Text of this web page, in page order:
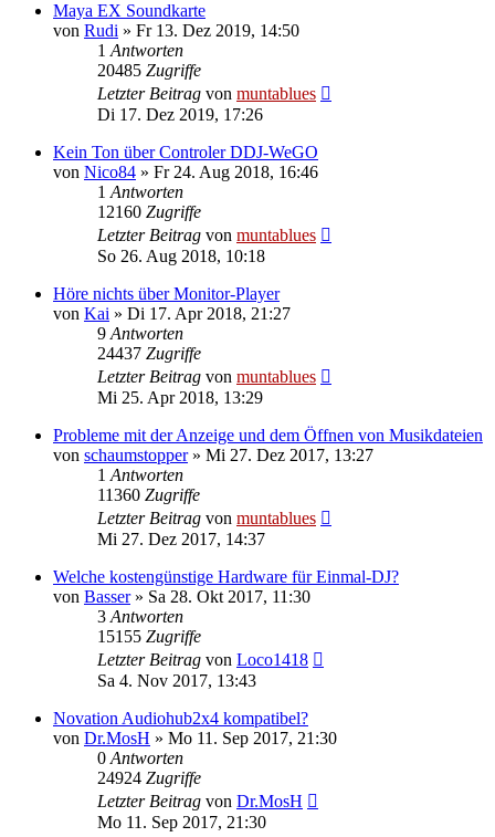
Maya EX Soundkarte
von Rudi » Fr 13. Dez 2019, 14:50
1 Antworten
20485 Zugriffe
Letzter Beitrag von muntablues
Di 17. Dez 2019, 17:26
Kein Ton über Controler DDJ-WeGO
von Nico84 » Fr 24. Aug 2018, 16:46
1 Antworten
12160 Zugriffe
Letzter Beitrag von muntablues
So 26. Aug 2018, 10:18
Höre nichts über Monitor-Player
von Kai » Di 17. Apr 2018, 21:27
9 Antworten
24437 Zugriffe
Letzter Beitrag von muntablues
Mi 25. Apr 2018, 13:29
Probleme mit der Anzeige und dem Öffnen von Musikdateien
von schaumstopper» Mi 27. Dez 2017, 13:27
1 Antworten
11360 Zugriffe
Letzter Beitrag von muntablues
Mi 27. Dez 2017, 14:37
Welche kostengünstige Hardware für Einmal-DJ?
von Basser» Sa 28. Okt 2017, 11:30
3 Antworten
15155 Zugriffe
Letzter Beitrag von Loco1418
Sa 4. Nov 2017, 13:43
Novation Audiohub2x4 kompatibel?
von Dr.MosH » Mo 11. Sep 2017, 21:30
0 Antworten
24924 Zugriffe
Letzter Beitrag von Dr.MosH
Mo 11. Sep 2017, 21:30